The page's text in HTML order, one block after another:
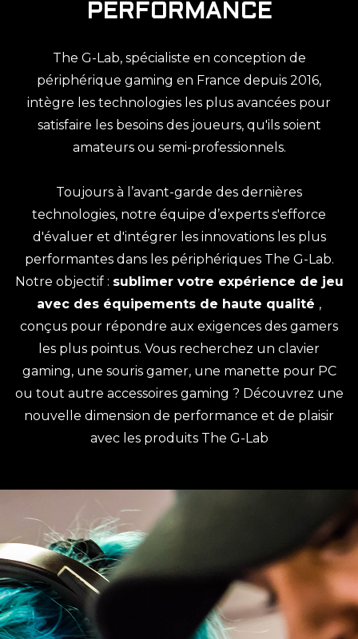
PERFORMANCE
The G-Lab, spécialiste en conception de
périphérique gaming en France depuis 2016,
intègre les technologies les plus avancées pour
satisfaire les besoins des joueurs, qu'ils soient
amateurs ou semi-professionnels.
Toujours à l’avant-garde des dernières
technologies, notre équipe d’experts s'efforce
d'évaluer et d'intégrer les innovations les plus
performantes dans les périphériques The G-Lab.
Notre objectif : sublimer votre expérience de jeu
avec des équipements de haute qualité ,
conçus pour répondre aux exigences des gamers
les plus pointus. Vous recherchez un clavier
gaming, une souris gamer, une manette pour PC
ou tout autre accessoires gaming ? Découvrez une
nouvelle dimension de performance et de plaisir
avec les produits The G-Lab